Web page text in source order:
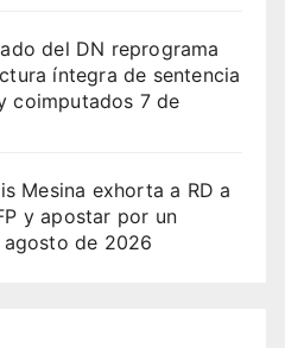
del DN reprograma
íntegra de sentencia
coimputados 7 de
Mesina exhorta a RD a
y apostar por un
agosto de 2026